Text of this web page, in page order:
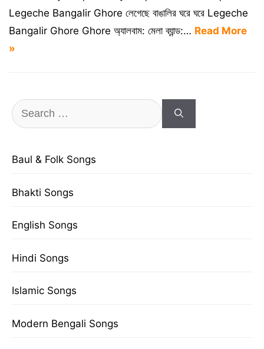
Legeche Bangalir Ghore লেগেছে বাঙালির ঘরে ঘরে Legeche
Bangalir Ghore Ghore অ্যালবাম: মেলা ব্যান্ড:… Read More
»
Search
for:
Baul & Folk Songs
Bhakti Songs
English Songs
Hindi Songs
Islamic Songs
Modern Bengali Songs